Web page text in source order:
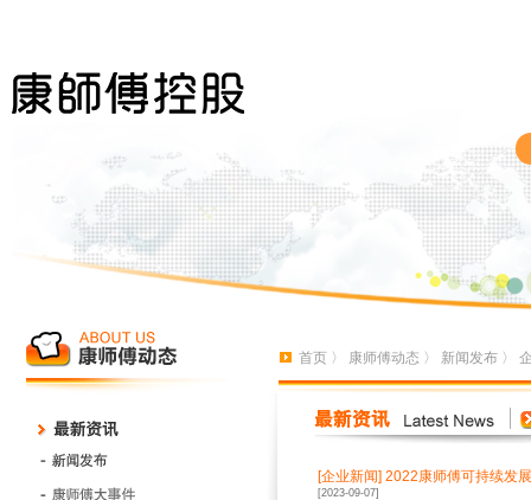
首页 〉 康师傅动态 〉 新闻发布 〉
[企业新闻] 2022康师傅可持续发
[2023-09-07]